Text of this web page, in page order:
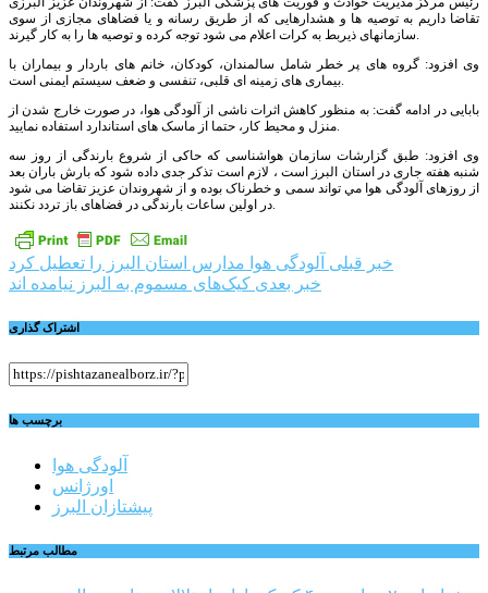
تقاضا داریم به توصیه ها و هشدارهایی که از طریق رسانه و یا فضاهای مجازی از سوی
سازمانهای ذیربط به کرات اعلام می شود توجه کرده و توصیه ها را به کار گیرند.
وی افزود: گروه های پر خطر شامل سالمندان، کودکان، خانم های باردار و بیماران با
بیماری های زمینه ای قلبی، تنفسی و ضعف سیستم ایمنی است.
بابایی در ادامه گفت: به منظور کاهش اثرات ناشی از آلودگی هوا، در صورت خارج شدن از
منزل و محیط کار، حتما از ماسک های استاندارد استفاده نمایید.
وی افزود: طبق گزارشات سازمان هواشناسی که حاکی از شروع بارندگی از روز سه
شنبه هفته جاری در استان البرز است ، لازم است تذکر جدی داده شود که بارش باران بعد
از روزهای آلودگی هوا مي تواند سمی و خطرناک بوده و از شهروندان عزیز تقاضا می شود
در اولین ساعات بارندگی در فضاهای باز تردد نکنند.
راهبری
نوشته
خبر قبلی آلودگی هوا مدارس استان البرز را تعطیل کرد
خبر بعدی کیک‌های مسموم به البرز نیامده اند
اشتراک گذاری
برچسب ها
آلودگی هوا
اورژانس
پیشتازان البرز
مطالب مرتبط